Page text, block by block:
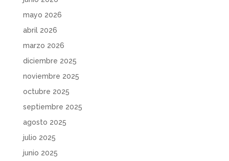
mayo 2026
abril 2026
marzo 2026
diciembre 2025
noviembre 2025
octubre 2025
septiembre 2025
agosto 2025
julio 2025
junio 2025